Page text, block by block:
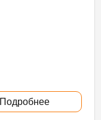
Подробнее